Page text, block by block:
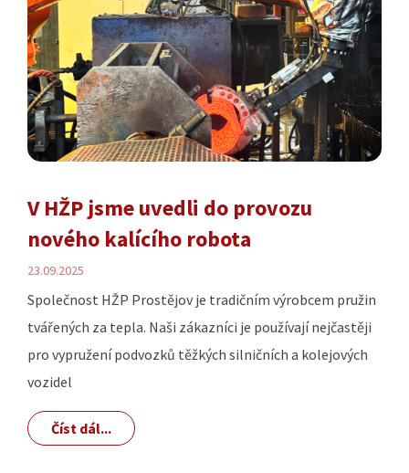
V HŽP jsme uvedli do provozu
nového kalícího robota
23.09.2025
Společnost HŽP Prostějov je tradičním výrobcem pružin
tvářených za tepla. Naši zákazníci je používají nejčastěji
pro vypružení podvozků těžkých silničních a kolejových
vozidel
Číst dál...